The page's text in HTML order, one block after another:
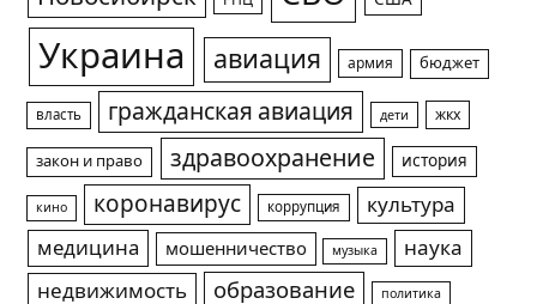
Украина авиация армия бюджет
власть гражданская авиация дети жкх
закон и право здравоохранение история
кино коронавирус коррупция
культура
медицина
мошенничество музыка
наука
недвижимость
образование политика